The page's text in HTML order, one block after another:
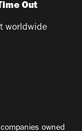
Out
worldwide
owned